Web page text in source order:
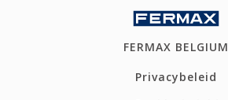
FERMAX BELGIUM
Privacybeleid